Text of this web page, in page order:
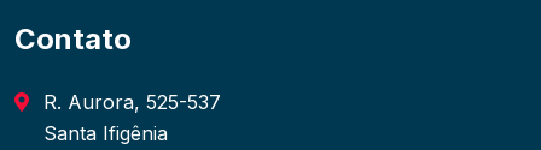
Contato
R. Aurora, 525-537
Santa Ifigênia